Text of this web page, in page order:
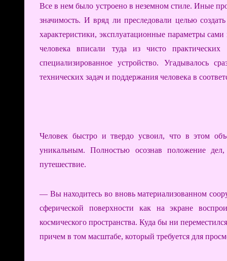
Все в нем было устроено в неземном стиле. Иные
значимость. И вряд ли преследовали целью
характеристики, эксплуатационные параметры
человека вписали туда из чисто
специализированное устройство. Угадывалось
технических задач и поддержания человека в
Человек быстро и твердо усвоил, что в этом
уникальным. Полностью осознав положение
путешествие.
— Вы находитесь во вновь материализованном
сферической поверхности как на экране
космического пространства. Куда бы ни
причем в том масштабе, который требуется для